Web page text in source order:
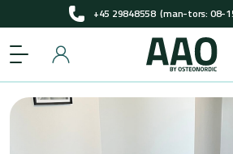
+45 29848558(man-tors: 08-
Få pladser til gratis screening
+45 29848558(man-tors: 08-
Få pladser til gratis